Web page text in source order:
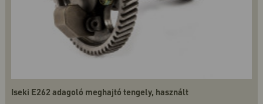
Iseki E262 adagoló meghajtó tengely, használt